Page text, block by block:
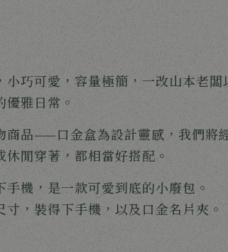
小巧可愛，容量極簡，一改山本老
雅日常。
商品——口金盒為設計靈感，我們將
閒穿著，都相當好搭配。
機，是一款可愛到底的小廢包。
，裝得下手機，以及口金名片夾。